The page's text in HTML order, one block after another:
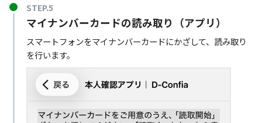
STEP.5
マイナンバーカードの読み取り（アプリ）
スマートフォンをマイナンバーカードにかざして、読み取り
を行います。